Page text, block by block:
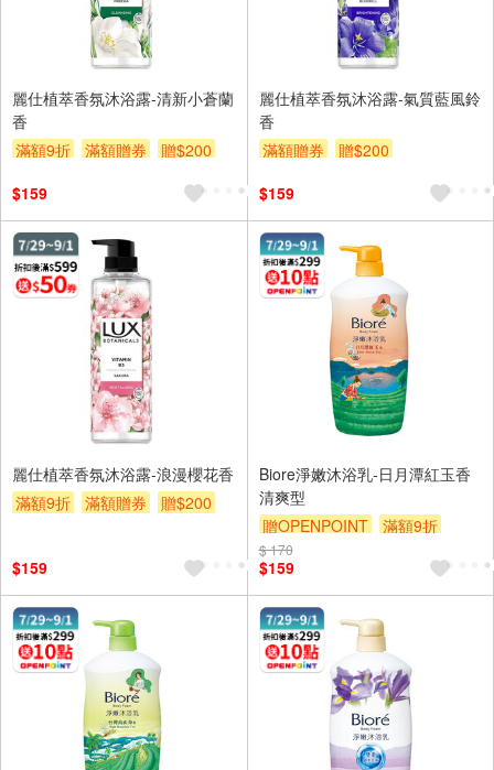
麗仕植萃香氛沐浴露-清新小蒼蘭
香
滿額9折
滿額贈券
贈$200
$159
麗仕植萃香氛沐浴露-氣質藍風鈴
香
滿額贈券
贈$200
$159
麗仕植萃香氛沐浴露-浪漫櫻花香
滿額9折
滿額贈券 贈$200
$159
Biore淨嫩沐浴乳-日月潭紅玉香
清爽型
贈OPENPOINT
滿額9折
贈$200
$ 170
$159